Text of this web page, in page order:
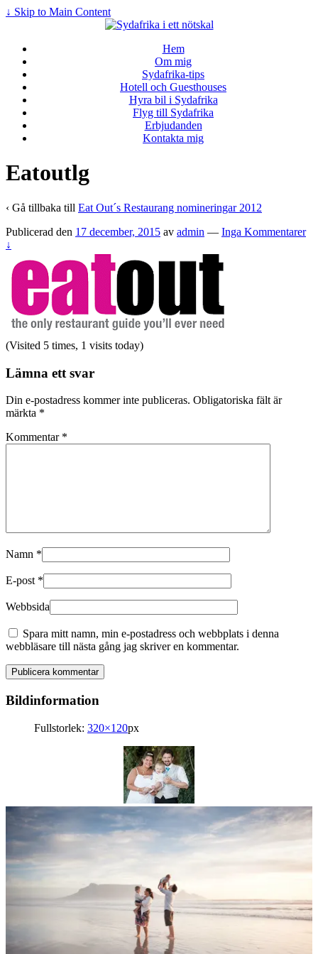
↓ Skip to Main Content
Hem
Om mig
Sydafrika-tips
Hotell och Guesthouses
Hyra bil i Sydafrika
Flyg till Sydafrika
Erbjudanden
Kontakta mig
Eatoutlg
‹ Gå tillbaka till Eat Out´s Restaurang nomineringar 2012
Publicerad den 17 december, 2015 av admin — Inga Kommentarer
↓
(Visited 5 times, 1 visits today)
Lämna ett svar
Din e-postadress kommer inte publiceras. Obligatoriska fält är
märkta *
Kommentar *
Namn *
E-post *
Webbsida
Spara mitt namn, min e-postadress och webbplats i denna
webbläsare till nästa gång jag skriver en kommentar.
Bildinformation
Fullstorlek: 320×120px